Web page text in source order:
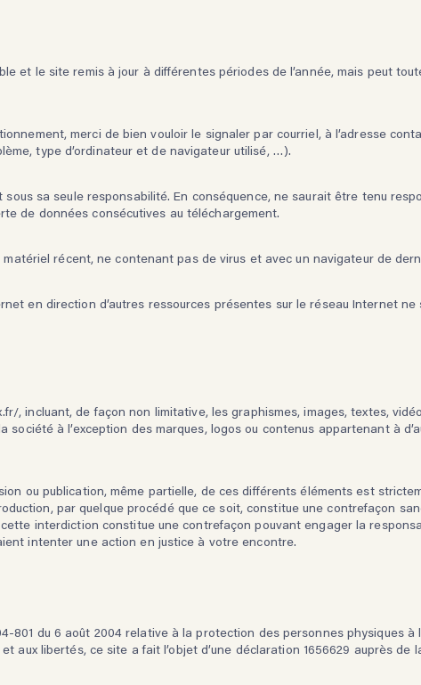
et le site remis à jour à différentes périodes de l’année, mais peut
merci de bien vouloir le signaler par courriel, à l’adresse
type d’ordinateur et de navigateur utilisé, …).
sa seule responsabilité. En conséquence, ne saurait être tenu
de données consécutives au téléchargement.
récent, ne contenant pas de virus et avec un navigateur de
en direction d’autres ressources présentes sur le réseau Internet ne
, incluant, de façon non limitative, les graphismes, images, textes,
à l’exception des marques, logos ou contenus appartenant à
ou publication, même partielle, de ces différents éléments est
par quelque procédé que ce soit, constitue une contrefaçon
interdiction constitue une contrefaçon pouvant engager la
intenter une action en justice à votre encontre.
801 du 6 août 2004 relative à la protection des personnes physiques à
aux libertés, ce site a fait l’objet d’une déclaration 1656629 auprès de